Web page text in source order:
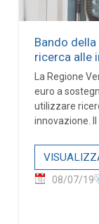
Bando
ricerca alle
La Regione
euro a
utilizzare
innovazione. Il
08/07/19